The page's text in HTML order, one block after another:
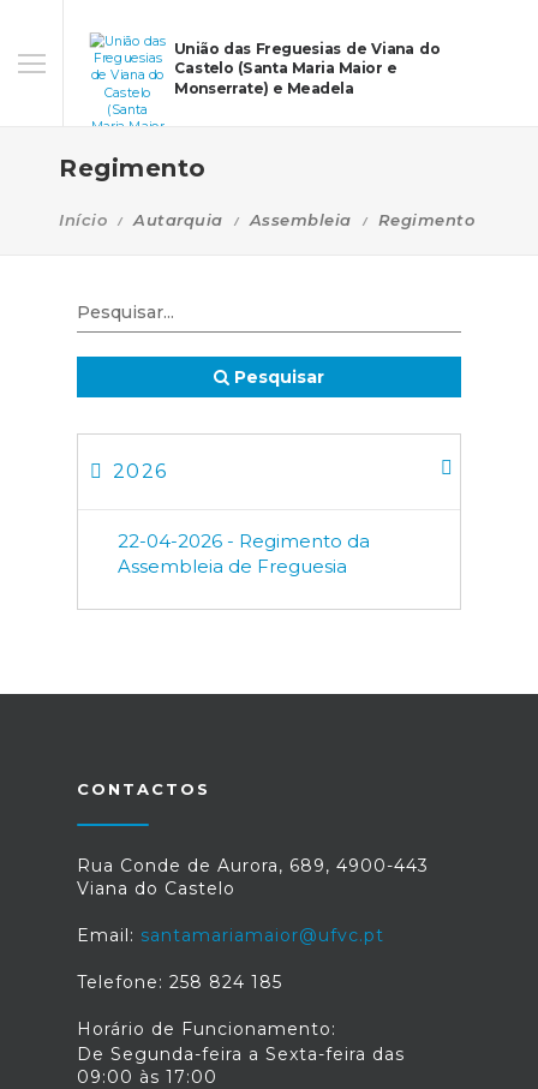
União das Freguesias de Viana do
Castelo (Santa Maria Maior e
Monserrate) e Meadela
Regimento
Início Autarquia Assembleia Regimento
Pesquisar
2026
22-04-2026 - Regimento da
Assembleia de Freguesia
CONTACTOS
Rua Conde de Aurora, 689, 4900-443
Viana do Castelo
Email: santamariamaior@ufvc.pt
Telefone: 258 824 185
Horário de Funcionamento:
De Segunda-feira a Sexta-feira das
09:00 às 17:00